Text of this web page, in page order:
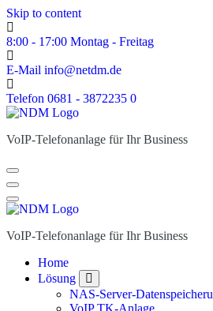
Skip to content
8:00 - 17:00 Montag - Freitag
E-Mail info@netdm.de
Telefon 0681 - 3872235 0
VoIP-Telefonanlage für Ihr Business
VoIP-Telefonanlage für Ihr Business
Home
Lösung
NAS-Server-
VoIP TK-Anlage